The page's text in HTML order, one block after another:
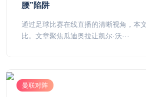
腰”陷阱
通过足球比赛在线直播的清晰视角，本
比。文章聚焦瓜迪奥拉让凯尔·沃···
曼联对阵